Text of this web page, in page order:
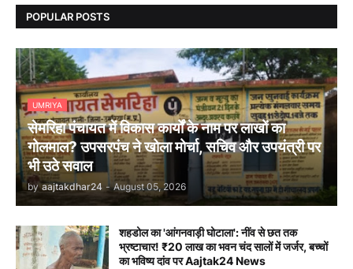
POPULAR POSTS
UMRIYA
सेमरिहा पंचायत में विकास कार्यों के नाम पर लाखों का
गोलमाल? उपसरपंच ने खोला मोर्चा, सचिव और उपयंत्री पर
भी उठे सवाल
by aajtakdhar24 - August 05, 2026
शहडोल का 'आंगनवाड़ी घोटाला': नींव से छत तक
भ्रष्टाचार! ₹20 लाख का भवन चंद सालों में जर्जर, बच्चों
का भविष्य दांव पर Aajtak24 News